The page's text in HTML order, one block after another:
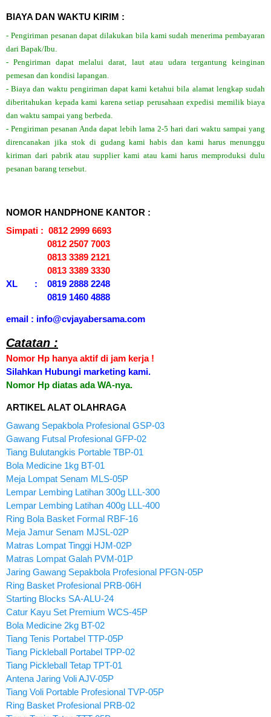
BIAYA DAN WAKTU KIRIM :
- Pengiriman pesanan dapat dilakukan bila kami sudah menerima pembayaran
dari Bapak/Ibu.
- Pengiriman dapat melalui darat, laut atau udara tergantung keinginan
pemesan dan kondisi lapangan.
- Biaya dan waktu pengiriman dapat kami ketahui bila alamat lengkap sudah
diberitahukan kepada kami karena setiap perusahaan expedisi memilik biaya
dan waktu sampai yang berbeda.
- Pengiriman pesanan Anda dapat lebih lama 2-5 hari dari waktu sampai yang
direncanakan jika stok di gudang kami habis dan kami harus menunggu
kiriman dari pabrik atau supplier kami atau kami harus memproduksi dulu
pesanan barang tersebut.
NOMOR HANDPHONE KANTOR :
Simpati : 0812 2999 6693
0812 2507 7003
0813 3389 2121
0813 3389 3330
XL : 0819 2888 2248
0819 1460 4888
email : info@cvjayabersama.com
Catatan :
Nomor Hp hanya aktif di jam kerja !
Silahkan Hubungi marketing kami.
Nomor Hp diatas ada WA-nya.
ARTIKEL ALAT OLAHRAGA
Gawang Sepakbola Profesional GSP-03
Gawang Futsal Profesional GFP-02
Tiang Bulutangkis Portable TBP-01
Bola Medicine 1kg BT-01
Meja Lompat Senam MLS-05P
Lempar Lembing Latihan 300g LLL-300
Lempar Lembing Latihan 400g LLL-400
Ring Bola Basket Formal RBF-16
Meja Jamur Senam MJSL-02P
Matras Lompat Tinggi HJM-02P
Matras Lompat Galah PVM-01P
Jaring Gawang Sepakbola Profesional PFGN-05P
Ring Basket Profesional PRB-06H
Starting Blocks SA-ALU-24
Catur Kayu Set Premium WCS-45P
Bola Medicine 2kg BT-02
Tiang Tenis Portabel TTP-05P
Tiang Pickleball Portabel TPP-02
Tiang Pickleball Tetap TPT-01
Antena Jaring Voli AJV-05P
Tiang Voli Portable Profesional TVP-05P
Ring Basket Profesional PRB-02